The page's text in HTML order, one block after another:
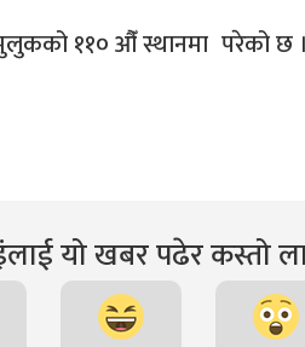
मुलुकको ११० औँ स्थानमा परेको
यो खबर पढेर कस्तो